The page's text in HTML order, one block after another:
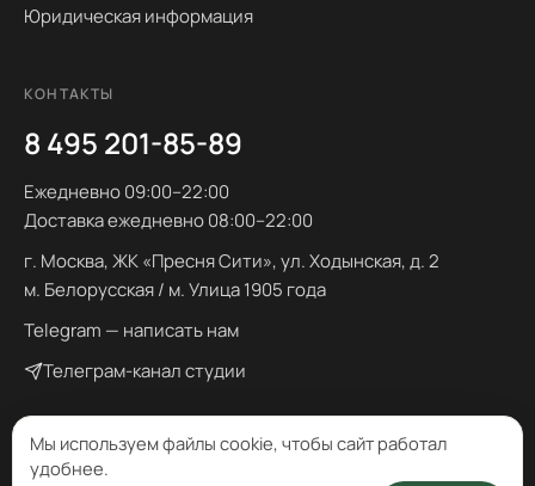
Юридическая информация
КОНТАКТЫ
8 495 201-85-89
Ежедневно 09:00–22:00
Доставка ежедневно 08:00–22:00
г. Москва, ЖК «Пресня Сити», ул. Ходынская, д. 2
м. Белорусская / м. Улица 1905 года
Telegram — написать нам
Телеграм-канал студии
Мы используем файлы cookie, чтобы сайт работал
удобнее.